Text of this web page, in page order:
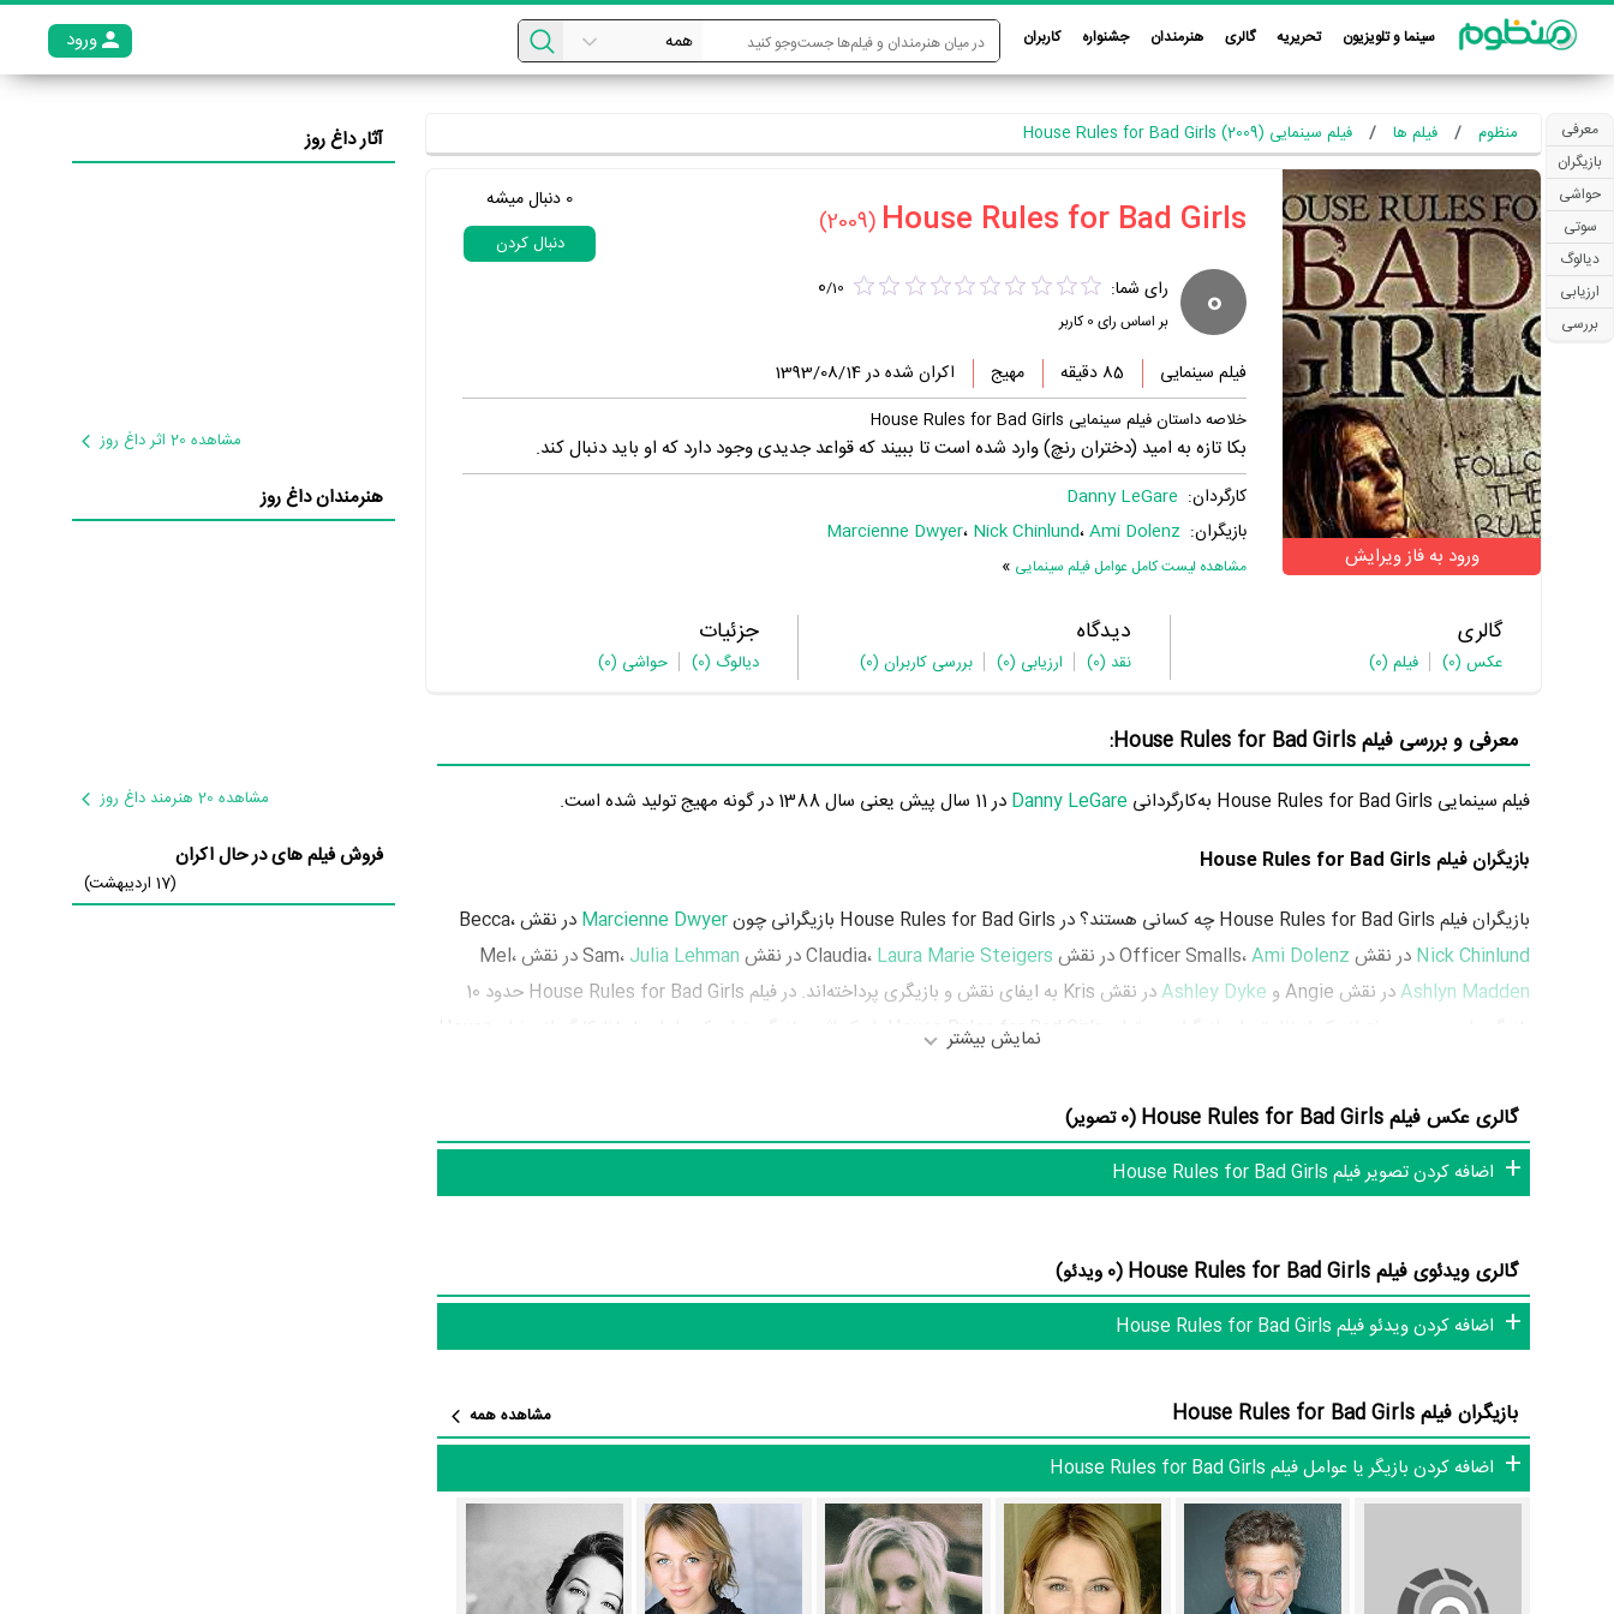
سینما و تلویزیون تحریریه گالری هنرمندان جشنواره کاربران ورود
معرفی
بازیگران
حواشی
سوتی
دیالوگ
ارزیابی
بررسی
منظوم فیلم ها فیلم سینمایی House Rules for Bad Girls (2009)
ورود به فاز ویرایش
(2009)
0 دنبال میشه
دنبال کردن
0 رای شما: 0/10
بر اساس رای 0کاربر
فیلم سینمایی 85 دقیقه مهیج اکران شده در 1393/08/14
خلاصه داستان فیلم سینمایی House Rules for Bad Girls
بکا تازه به امید (دختران رنچ) وارد شده است تا ببیند که قواعد جدیدی وجود دارد که او باید دنبال کند.
کارگردان: Danny LeGare
بازیگران:
Marcienne Dwyer، Nick Chinlund،Ami Dolenz
مشاهده لیست کامل عوامل فیلم سینمایی »
گالری
عکس (0) فیلم (0)
دیدگاه
نقد (0) ارزیابی (0) بررسی کاربران (0)
جزئیات
دیالوگ (0) حواشی (0)
معرفی و بررسی فیلم House Rules for Bad Girls:
فیلم سینمایی House Rules for Bad Girls به‌کارگردانی Danny LeGare در 11 سال پیش یعنی سال 1388 در گونه مهیج تولید شده است.
بازیگران فیلم House Rules for Bad Girls
بازیگران فیلم House Rules for Bad Girls چه کسانی هستند؟ در House Rules for Bad Girls بازیگرانی چون
Marcienne Dwyer در نقش Becca،
Nick Chinlund در نقش Officer Smalls، Ami Dolenz در نقش Claudia، Laura Marie Steigers در نقش Sam، Julia Lehman
در نقش Mel،
Ashlyn Maddenدر نقش Angie و Ashley Dyke
در نقش Kris به ایفای نقش و بازیگری پرداخته‌اند. در فیلم House Rules for Bad Girls حدود 10
دهند؟
از دیگر بازیگران فیلم House Rules for Bad Girls می‌توان به
داستان فیلم House Rules for Bad Girls
از محتوا و داستان فیلم House Rules for Bad Girls چقدر اطلاع دارید؟
تازه به امید (دختران رنچ) وارد شده است تا ببیند که قواعد جدیدی وجود دارد که او باید دنبال کند.»
فیلم House Rules for Bad Girls و کارنامه فعالیت کارگردان و بازیگران
از نظر تاریخچه فعالیت کارگردان و بازیگران فیلم House Rules for Bad Girls نیز آمارها و نکات جذابی را می‌توان بیان کرد. براساس آمارها فیلم House
Rules for Bad Girls به طور متوسط فعالیت 3ام بازیگران این اثر است.
نمایش بیشتر
گالری عکس فیلم House Rules for Bad Girls
(0 تصویر)
اضافه کردن تصویر فیلم House Rules for Bad Girls
گالری ویدئوی فیلم House Rules for Bad Girls
(0 ویدئو)
اضافه کردن ویدئو فیلم House Rules for Bad Girls
بازیگران فیلم House Rules for Bad Girls مشاهده همه
اضافه کردن بازیگر یا عوامل فیلم House Rules for Bad Girls
آثار داغ روز
مشاهده 20 اثر داغ روز
هنرمندان داغ روز
مشاهده 20 هنرمند داغ روز
فروش فیلم های در حال اکران
(17 اردیبهشت)